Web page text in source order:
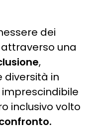
dei
una
,
diversità in
inclusivo volto